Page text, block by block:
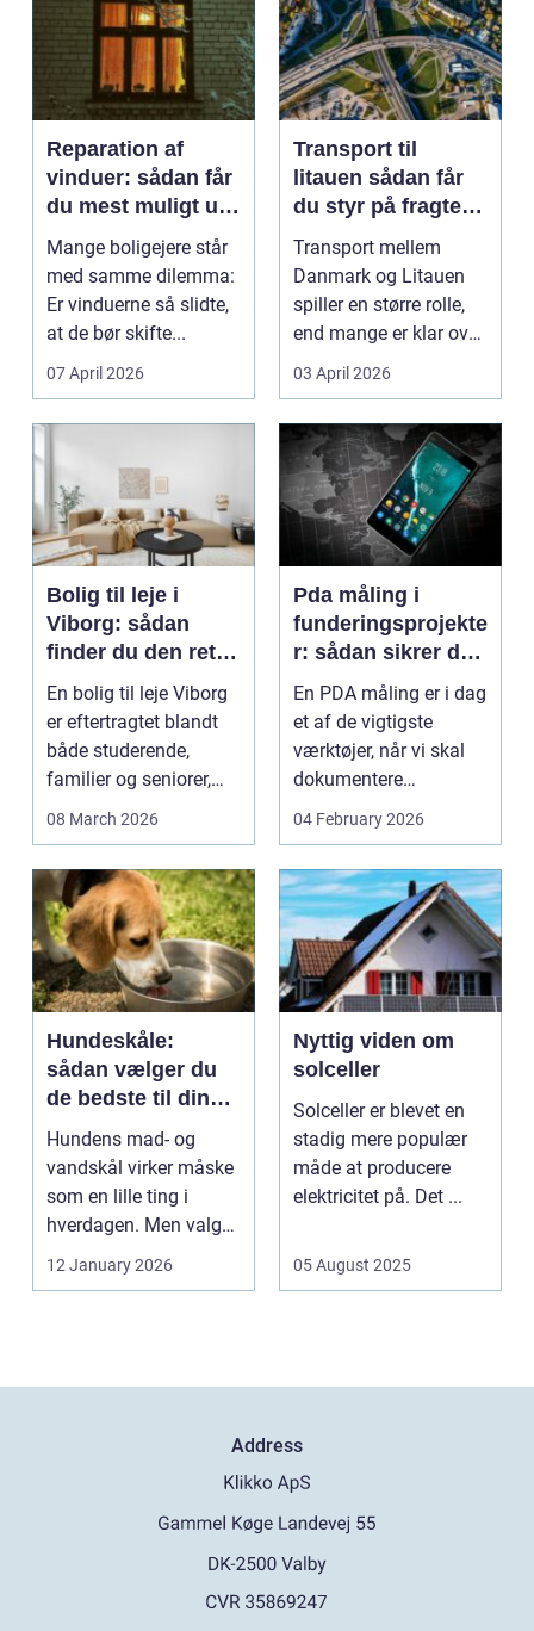
Reparation af
vinduer: sådan får
du mest muligt ud
af dine gamle
vinduer
Mange boligejere står
med samme dilemma:
Er vinduerne så slidte,
at de bør skifte...
07 April 2026
Transport til
litauen sådan får
du styr på fragten
til baltikum
Transport mellem
Danmark og Litauen
spiller en større rolle,
end mange er klar over.
Litauen er et n...
03 April 2026
Bolig til leje i
Viborg: sådan
finder du den rette
lejlighed
En bolig til leje Viborg
er eftertragtet blandt
både studerende,
familier og seniorer,
fordi b...
08 March 2026
Pda måling i
funderingsprojekte
r: sådan sikrer du
dokumenteret
bæreevne
En PDA måling er i dag
et af de vigtigste
værktøjer, når vi skal
dokumentere
bæreevnen af pæle til
04 February 2026
Hundeskåle:
sådan vælger du
de bedste til din
hund
Hundens mad- og
vandskål virker måske
som en lille ting i
hverdagen. Men valg
af sk&arin...
12 January 2026
Nyttig viden om
solceller
Solceller er blevet en
stadig mere populær
måde at producere
elektricitet på. Det ...
05 August 2025
Address